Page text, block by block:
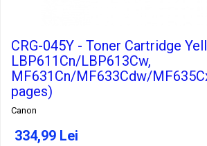
CRG-045Y - Toner Cartridge
LBP611Cn/LBP613Cw,
MF631Cn/MF633Cdw/
pages)
Canon
334,99 Lei